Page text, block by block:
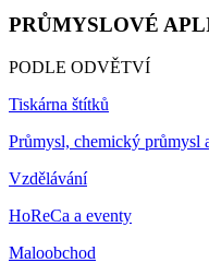
PRŮMYSLOVÉ
PODLE ODVĚTVÍ
Tiskárna štítků
Průmysl, chemický průmysl
Vzdělávání
HoReCa a eventy
Maloobchod